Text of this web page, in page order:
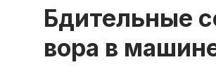
Бдительные
вора в